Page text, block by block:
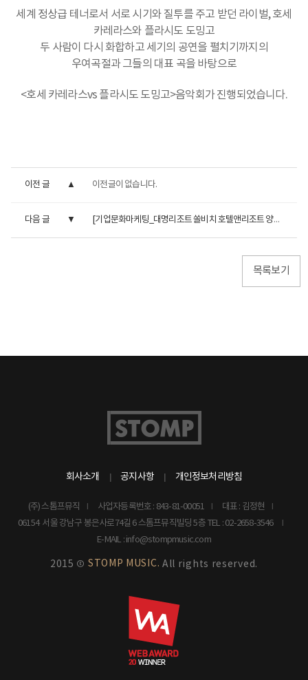
세계 정상급 테너로서 서로 시기와 질투를 주고 받던 라이벌, 호세
카레라스와 플라시도 도밍고
두 사람이 다시 화합하고 세기의 공연을 펼치기까지의
우여곡절과 그들의 대표 곡을 바탕으로
<호세 카레라스vs 플라시도 도밍고>음악회가 진행되었습니다.
이전 글 이전글이 없습니다.
다음 글 [기업문화마케팅_대명리조트 쏠비치 호텔앤리조트 양양편] ...
목록보기
회사소개 공지사항 개인정보처리방침
(주) 스톰프뮤직 사업자등록번호 : 843-81-00051
대표 : 김정현
06154 서울 강남구 봉은사로74길 6 스톰프뮤직빌딩 5층 TEL : 02-2658-3546
E-MAIL : info@stompmusic.com
2015 © STOMP MUSIC. All rights reserved.